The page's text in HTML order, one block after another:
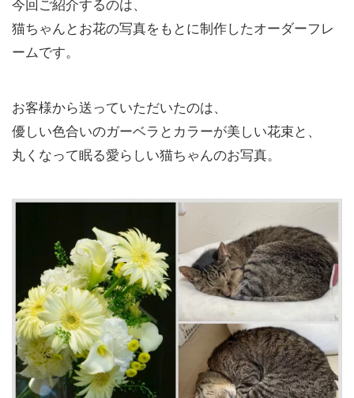
今回ご紹介するのは、
猫ちゃんとお花の写真をもとに制作したオーダーフレ
ームです。
お客様から送っていただいたのは、
優しい色合いのガーベラとカラーが美しい花束と、
丸くなって眠る愛らしい猫ちゃんのお写真。